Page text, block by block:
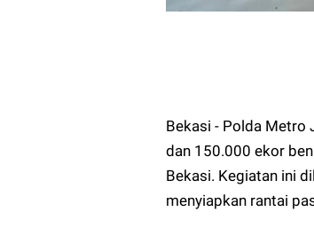
Bekasi - Polda Metro
dan 150.000 ekor
Bekasi. Kegiatan ini
menyiapkan rantai